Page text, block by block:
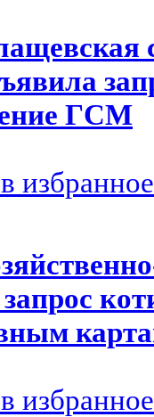
ГСМ
избранное
избранное